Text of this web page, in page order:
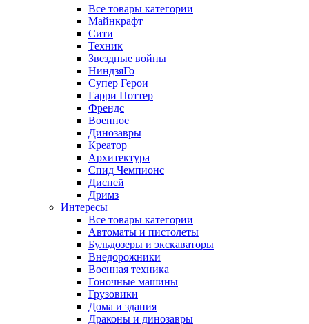
Все товары категории
Майнкрафт
Сити
Техник
Звездные войны
НиндзяГо
Супер Герои
Гарри Поттер
Френдс
Военное
Динозавры
Креатор
Архитектура
Спид Чемпионс
Дисней
Дримз
Интересы
Все товары категории
Автоматы и пистолеты
Бульдозеры и экскаваторы
Внедорожники
Военная техника
Гоночные машины
Грузовики
Дома и здания
Драконы и динозавры